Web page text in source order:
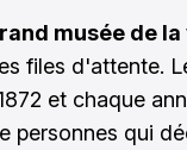
musée de
files d'attente.
et chaque
personnes qui